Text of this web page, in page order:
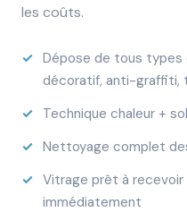
les coûts.
Dépose de tous types
décoratif, anti-graffiti,
Technique chaleur +
Nettoyage complet
Vitrage prêt à recevoir
immédiatement